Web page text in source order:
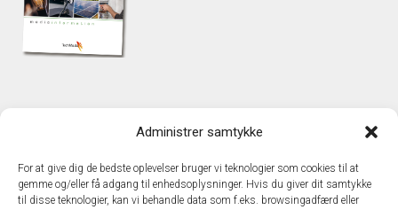
Administrer samtykke
For at give dig de bedste oplevelser bruger vi teknologier som cookies til at
gemme og/eller få adgang til enhedsoplysninger. Hvis du giver dit samtykke
til disse teknologier, kan vi behandle data som f.eks. browsingadfærd eller
TechMedia A/S
DK – 2600 Glostrup
www.techmedia.dk